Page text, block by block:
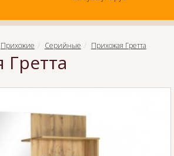
Прихожие Серийные Прихожая Гретта